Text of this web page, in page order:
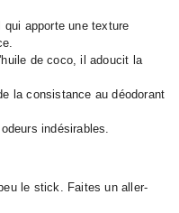
apporte une texture
de coco, il adoucit la
la consistance au déodorant
indésirables.
le stick. Faites un aller-